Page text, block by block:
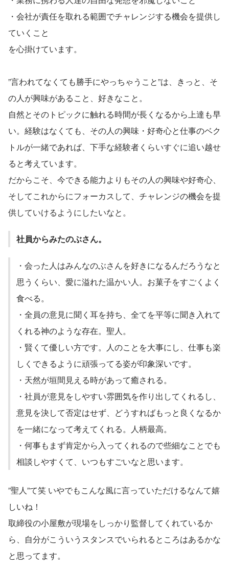
・会社が責任を取れる範囲でチャレンジする機会を提供し
ていくこと
を心掛けています。
”言われてなくても勝手にやっちゃうこと”は、きっと、そ
の人が興味があること、好きなこと。
自然とそのトピックに触れる時間が長くなるから上達も早
い。経験はなくても、その人の興味・好奇心と仕事のベク
トルが一緒であれば、下手な経験者くらいすぐに追い越せ
ると考えています。
だからこそ、今できる能力よりもその人の興味や好奇心、
そしてこれからにフォーカスして、チャレンジの機会を提
供していけるようにしたいなと。
社員からみたのぶさん。
・会った人はみんなのぶさんを好きになるんだろうなと
思うくらい、愛に溢れた温かい人。お菓子をすごくよく
食べる。
・全員の意見に聞く耳を持ち、全てを平等に聞き入れて
くれる神のような存在。聖人。
・賢くて優しい方です。人のことを大事にし、仕事も楽
しくできるように頑張ってる姿が印象深いです。
・天然が垣間見える時があって癒される。
・社員が意見をしやすい雰囲気を作り出してくれるし、
意見を決して否定はせず、どうすればもっと良くなるか
を一緒になって考えてくれる。人柄最高。
・何事もまず肯定から入ってくれるので些細なことでも
相談しやすくて、いつもすごいなと思います。
”聖人”て笑 いやでもこんな風に言っていただけるなんて嬉
しいね！
取締役の小屋敷が現場をしっかり監督してくれているか
ら、自分がこういうスタンスでいられるところはあるかな
と思ってます。